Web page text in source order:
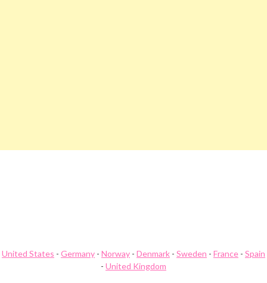
United States - Germany - Norway - Denmark - Sweden - France - Spain
- United Kingdom